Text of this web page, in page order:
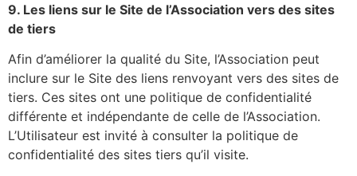
9. Les liens sur le Site de l’Association vers des sites
de tiers
Afin d’améliorer la qualité du Site, l’Association peut
inclure sur le Site des liens renvoyant vers des sites de
tiers. Ces sites ont une politique de confidentialité
différente et indépendante de celle de l’Association.
L’Utilisateur est invité à consulter la politique de
confidentialité des sites tiers qu’il visite.